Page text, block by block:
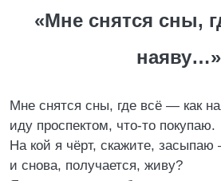
«Мне снятся сны,
наяву…»
Мне снятся сны, где всё — как
иду проспектом, что-то покупаю.
Hа кой я чёрт, скажите,
и снова, получается, живу?